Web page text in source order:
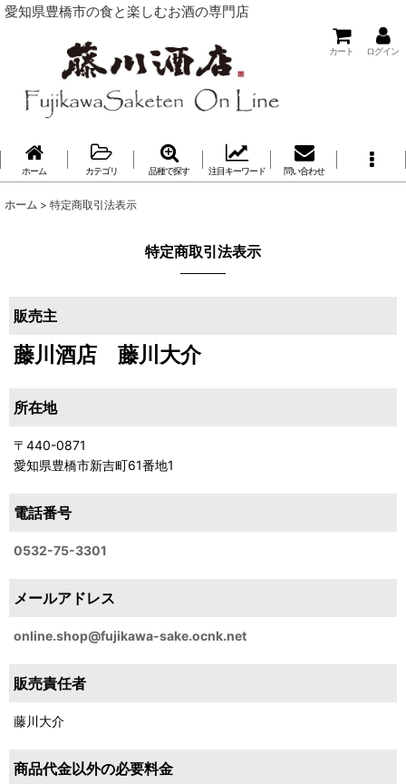
愛知県豊橋市の食と楽しむお酒の専門店
カート ログイン
ホーム カテゴリ 品種で探す 注目キーワード 問い合わせ
ホーム > 特定商取引法表示
特定商取引法表示
販売主
藤川酒店 藤川大介
所在地
〒440-0871
愛知県豊橋市新吉町61番地1
電話番号
0532-75-3301
メールアドレス
online.shop@fujikawa-sake.ocnk.net
販売責任者
藤川大介
商品代金以外の必要料金